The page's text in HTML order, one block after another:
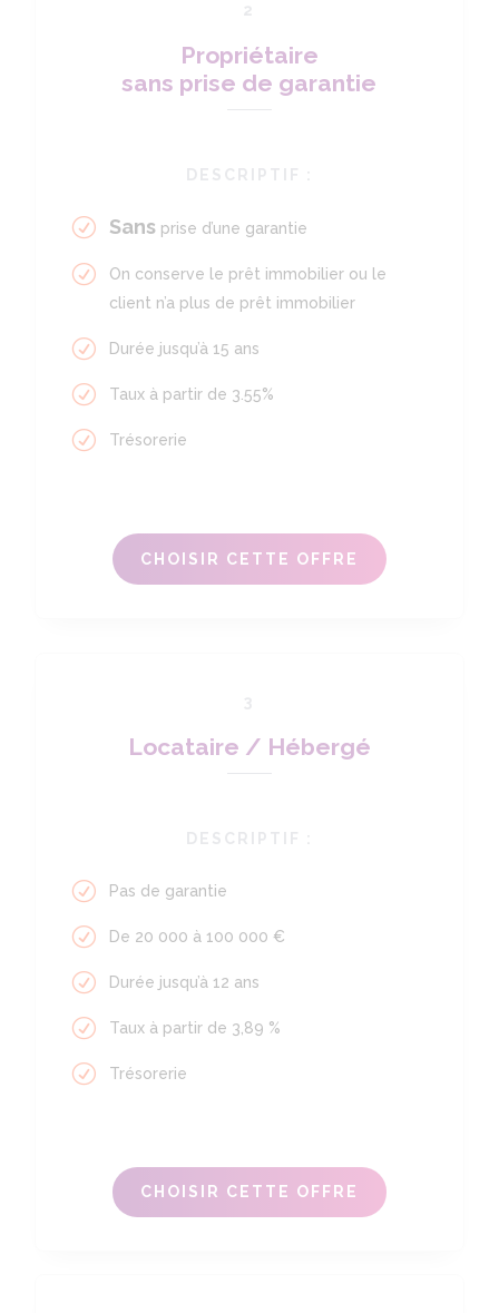
Propriétaire
sans prise de garantie
Sans prise d’une garantie
On conserve le prêt immobilier ou le
client n’a plus de prêt immobilier
Durée jusqu’à 15 ans
Taux à partir de 3.55%
Trésorerie
CHOISIR CETTE OFFRE
Locataire / Hébergé
Pas de garantie
De 20 000 à 100 000 €
Durée jusqu’à 12 ans
Taux à partir de 3,89 %
Trésorerie
CHOISIR CETTE OFFRE